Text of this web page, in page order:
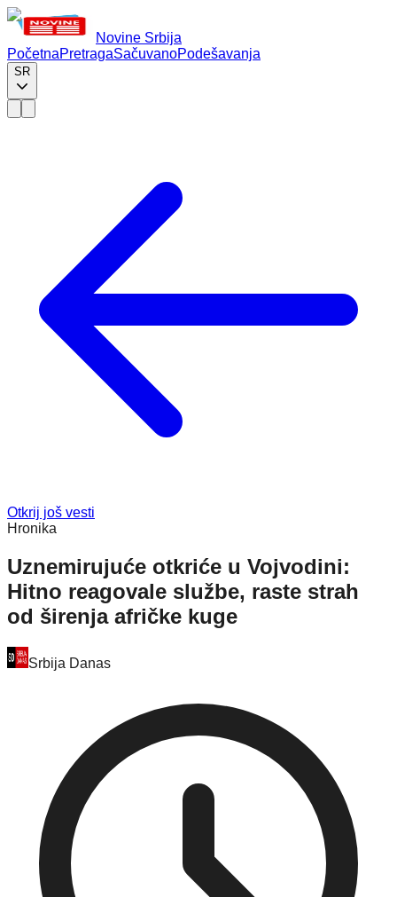
Novine Srbija
PočetnaPretragaSačuvanoPodešavanja
SR
Otkrij još vesti
Hronika
Uznemirujuće otkriće u Vojvodini:
Hitno reagovale službe, raste strah
od širenja afričke kuge
Srbija Danas